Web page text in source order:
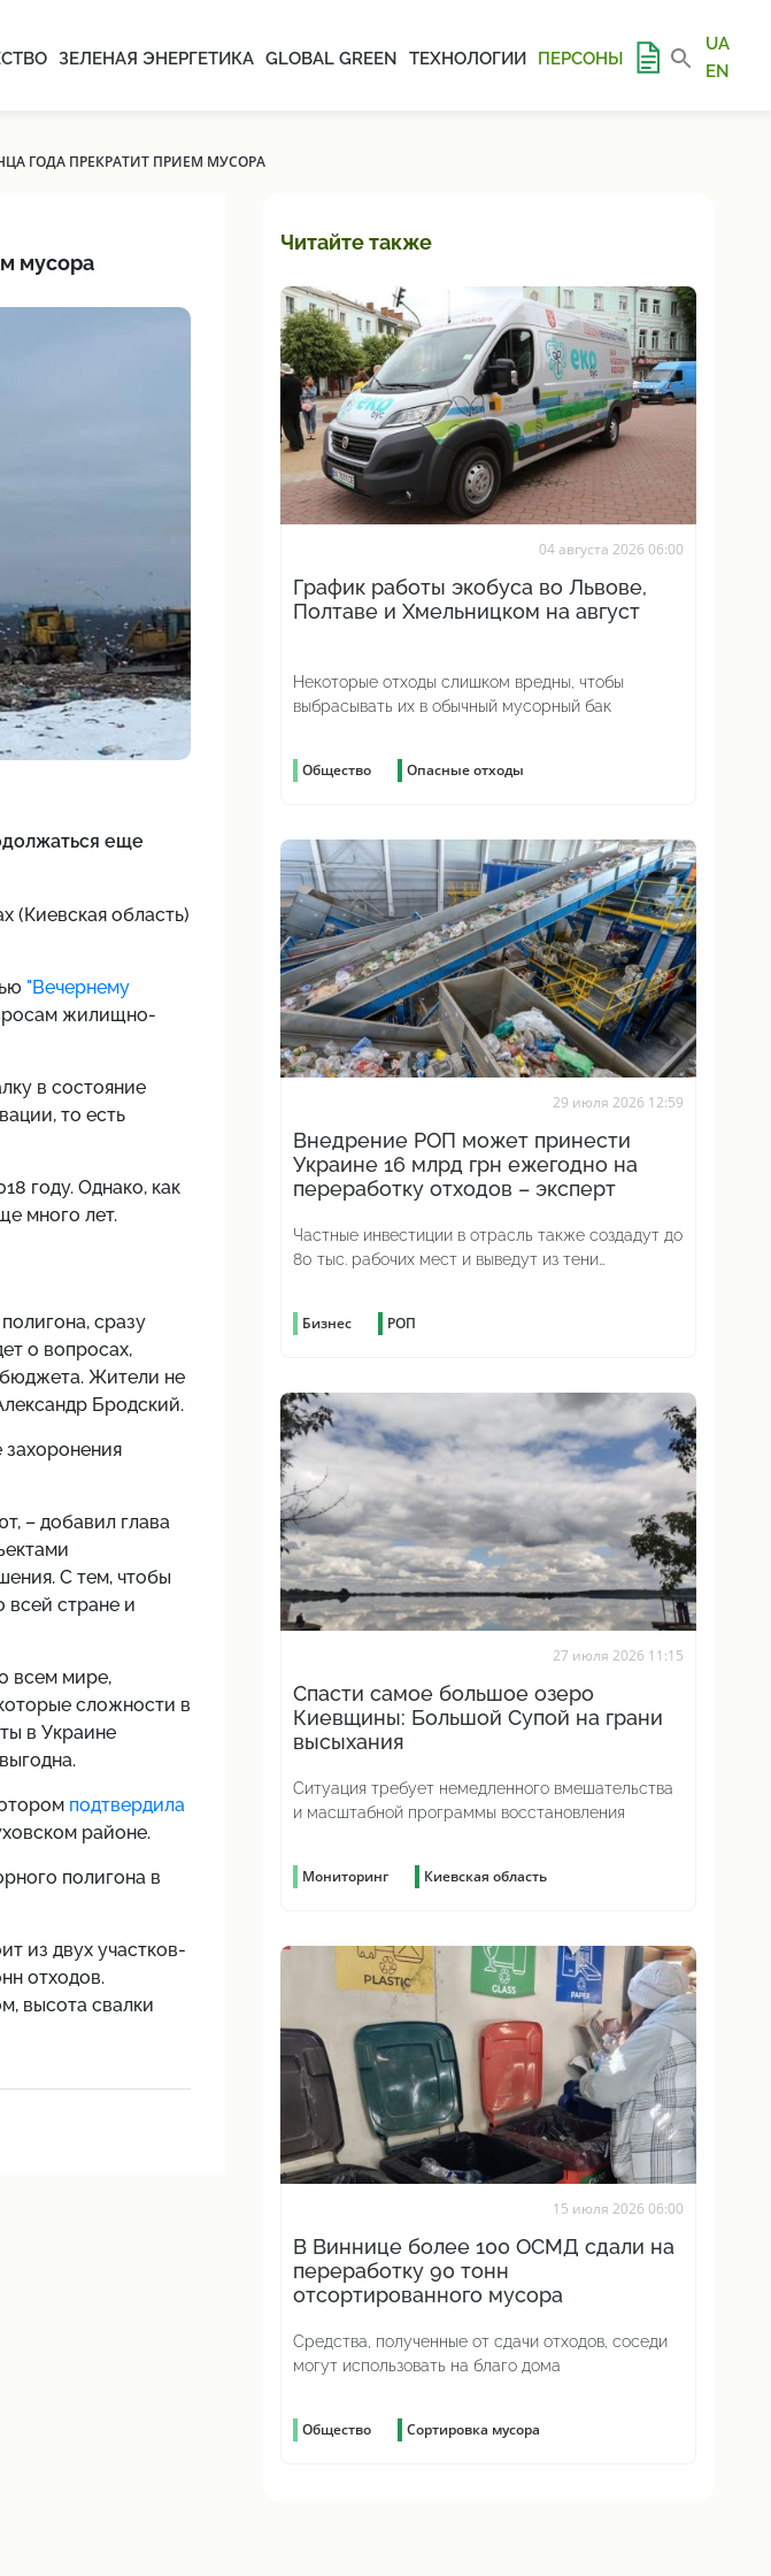
ЗЕЛЕНАЯ ЭНЕРГЕТИКА GLOBAL GREEN ТЕХНОЛОГИИ ПЕРСОНЫ
UA
EN
ГОДА ПРЕКРАТИТ ПРИЕМ МУСОРА
мусора
еще
(Киевская область)
"Вечернему
жилищно-
в состояние
то есть
году. Однако, как
много лет.
сразу
о вопросах,
бюджета. Жители не
Бродский.
захоронения
– добавил глава
С тем, чтобы
всей стране и
всем мире,
сложности в
в Украине
подтвердила
районе.
полигона в
из двух участков-
отходов.
высота свалки
Читайте также
04 августа 2026 06:00
График работы экобуса во Львове,
Полтаве и Хмельницком на август
Некоторые отходы слишком вредны, чтобы
выбрасывать их в обычный мусорный бак
Общество Опасные отходы
29 июля 2026 12:59
Внедрение РОП может принести
Украине 16 млрд грн ежегодно на
переработку отходов – эксперт
Частные инвестиции в отрасль также создадут до
80 тыс. рабочих мест и выведут из тени
Бизнес РОП
27 июля 2026 11:15
Спасти самое большое озеро
Киевщины: Большой Супой на грани
высыхания
Ситуация требует немедленного вмешательства
и масштабной программы восстановления
Мониторинг Киевская область
15 июля 2026 06:00
В Виннице более 100 ОСМД сдали на
переработку 90 тонн
отсортированного мусора
Средства, полученные от сдачи отходов, соседи
могут использовать на благо дома
Общество Сортировка мусора